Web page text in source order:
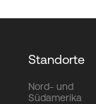
Standorte
Nord- und
Südamerika